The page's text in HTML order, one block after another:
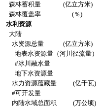
森林蓄积量
(亿立方米)
森林覆盖率
(％)
水利资源
大陆
水资源总量
(亿立方米)
地表水资源量（河川径流量）
#冰川融水量
地下水资源量
水力资源蕴藏量
(亿千瓦)
#可开发量
内陆水域总面积
(万公顷)